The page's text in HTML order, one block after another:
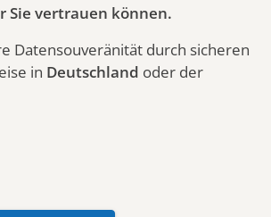
Sie vertrauen können.
Datensouveränität durch sicheren
in Deutschland oder der